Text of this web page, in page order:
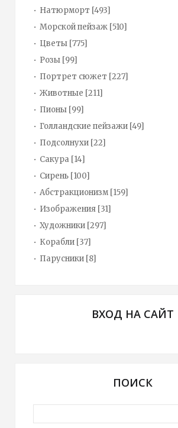
Натюрморт [493]
Морской пейзаж [510]
Цветы [775]
Розы [99]
Портрет сюжет [227]
Животные [211]
Пионы [99]
Голландские пейзажи [49]
Подсолнухи [22]
Сакура [14]
Сирень [100]
Абстракционизм [159]
Изображения [31]
Художники [297]
Корабли [37]
Парусники [8]
ВХОД НА САЙТ
ПОИСК